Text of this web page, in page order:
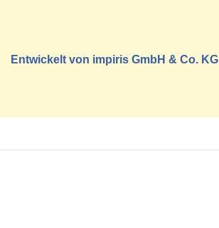
Entwickelt von impiris GmbH & Co. KG